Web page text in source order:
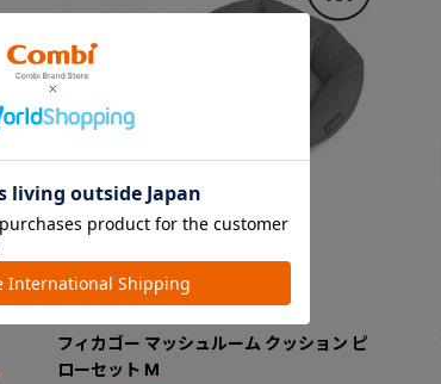
フィカゴー マッシュルーム クッション ピ
ローセット M